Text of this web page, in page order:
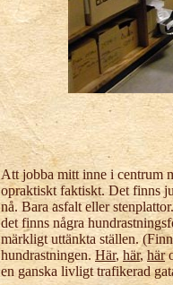
Att jobba mitt inne i centrum
opraktiskt faktiskt. Det finns
nå. Bara asfalt eller
det finns några
märkligt uttänkta ställen.
hundrastningen. Här,här,här
en ganska livligt trafikerad